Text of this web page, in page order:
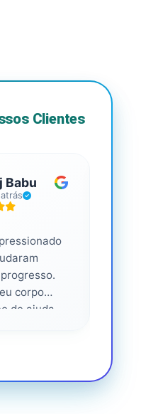
Clientes
Babu
corpo
de ajuda